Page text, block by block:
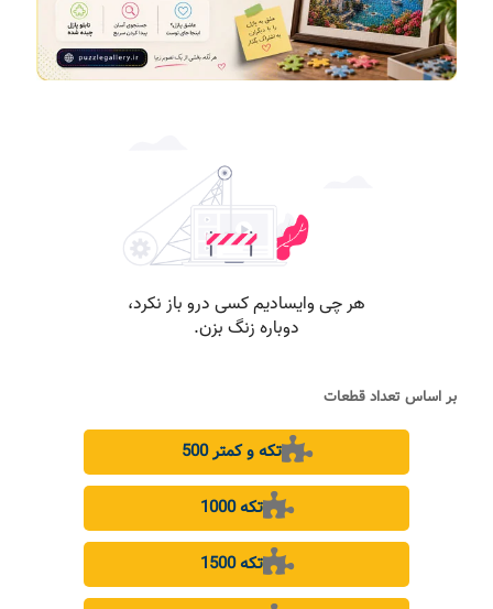
بر اساس تعداد قطعات
500 تکه و کمتر
1000 تکه
1500 تکه